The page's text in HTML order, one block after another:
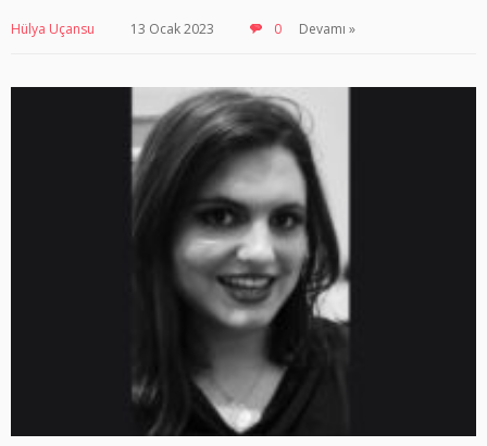
Hülya Uçansu 13 Ocak 2023 0 Devamı »